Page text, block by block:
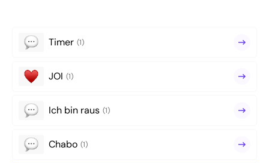
Timer (1)
JOI (1)
Ich bin raus (1)
Chabo (1)